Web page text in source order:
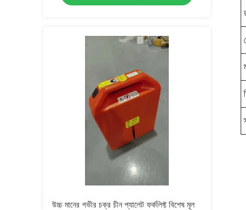
উচ্চ মানের গভীর চক্র চীন প্যালেট ফর্কলিফ্ট বিশেষ মূল